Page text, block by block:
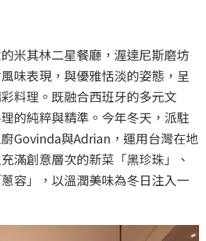
米其林二星餐廳，渥達尼斯磨坊
味表現，與優雅恬淡的姿態，呈
料理。既融合西班牙的多元文
的純粹與精準。今年冬天，派駐
Govinda與Adrian，運用台灣在地
滿創意層次的新菜「黑珍珠」、
蔥容」，以溫潤美味為冬日注入一